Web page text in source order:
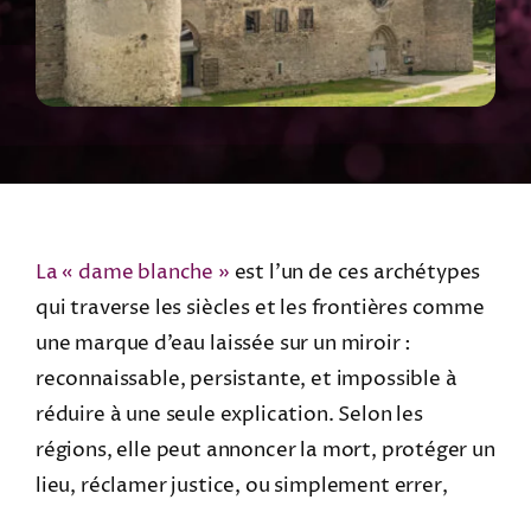
La « dame blanche » est l’un de ces archétypes
qui traverse les siècles et les frontières comme
une marque d’eau laissée sur un miroir :
reconnaissable, persistante, et impossible à
réduire à une seule explication. Selon les
régions, elle peut annoncer la mort, protéger un
lieu, réclamer justice, ou simplement errer,